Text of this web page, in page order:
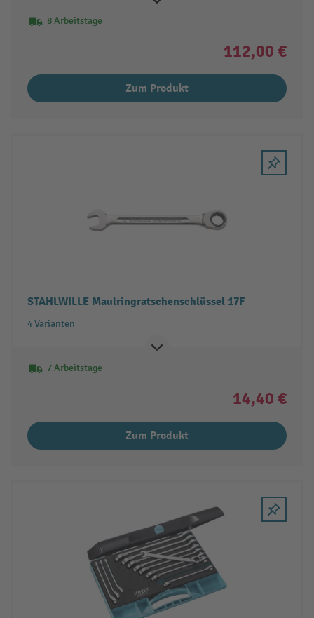
8 Arbeitstage
112,00 €
Zum Produkt
STAHLWILLE Maulringratschenschlüssel 17F
4 Varianten
7 Arbeitstage
14,40 €
Zum Produkt